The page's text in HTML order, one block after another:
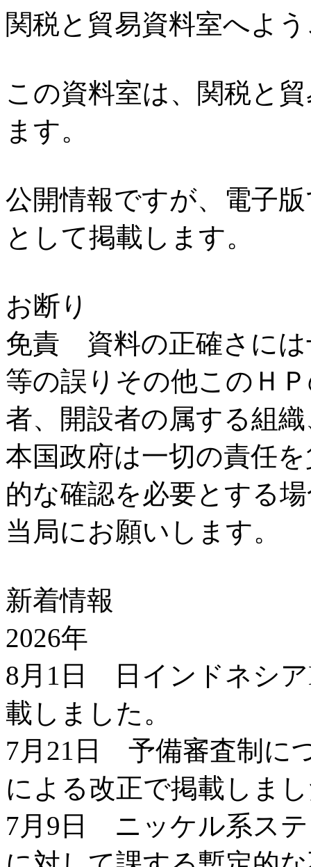
関税と貿易資料室へよ
この資料室は、関税と
ます。
公開情報ですが、電子
として掲載します。
お断り
免責 資料の正確さには
等の誤りその他このＨ
者、開設者の属する組
本国政府は一切の責任
的な確認を必要とする
当局にお願いします。
新着情報
2026年
8月1日 日インドネシア
載しました。
7月21日 予備審査制に
による改正で掲載しま
7月9日 ニッケル系ステ